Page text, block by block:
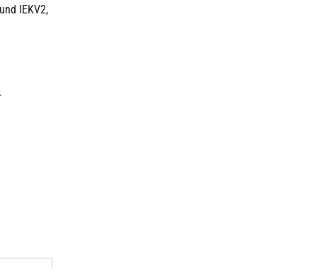
IEKV2,